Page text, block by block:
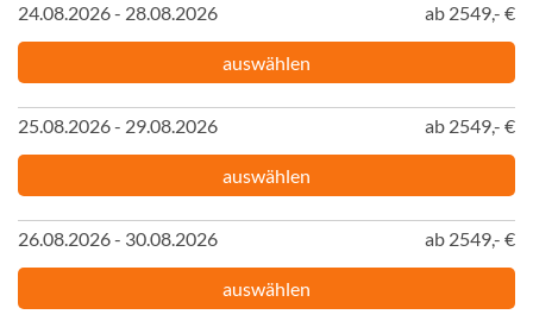
24.08.2026 - 28.08.2026 ab 2549,- €
auswählen
25.08.2026 - 29.08.2026 ab 2549,- €
auswählen
26.08.2026 - 30.08.2026 ab 2549,- €
auswählen